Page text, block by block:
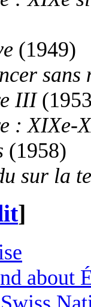
(1949)
sans
III
: XIXe-
(1958)
sur la
]
about